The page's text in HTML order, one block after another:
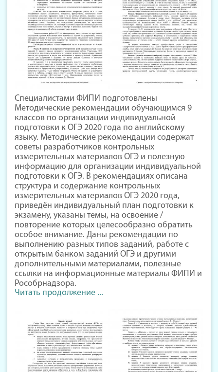
Специалистами ФИПИ подготовлены
Методические рекомендации обучающимся 9
классов по организации индивидуальной
подготовки к ОГЭ 2020 года по английскому
языку. Методические рекомендации содержат
советы разработчиков контрольных
измерительных материалов ОГЭ и полезную
информацию для организации индивидуальной
подготовки к ОГЭ. В рекомендациях описана
структура и содержание контрольных
измерительных материалов ОГЭ 2020 года,
приведён индивидуальный план подготовки к
экзамену, указаны темы, на освоение /
повторение которых целесообразно обратить
особое внимание. Даны рекомендации по
выполнению разных типов заданий, работе с
открытым банком заданий ОГЭ и другими
дополнительными материалами, полезные
ссылки на информационные материалы ФИПИ и
Рособрнадзора.
Читать продолжение ...